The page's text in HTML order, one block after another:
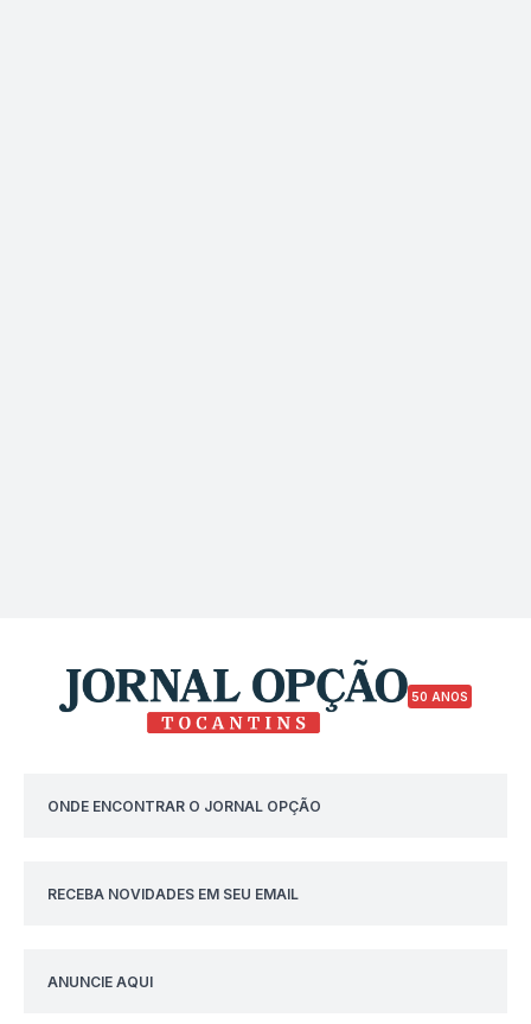
50 ANOS
ONDE ENCONTRAR O JORNAL OPÇÃO
RECEBA NOVIDADES EM SEU EMAIL
ANUNCIE AQUI